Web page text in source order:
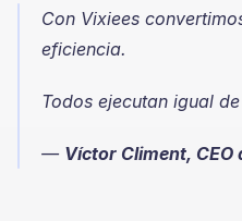
Con Vixiees
eficiencia.
Todos ejecutan igual
— Víctor Climent, CEO